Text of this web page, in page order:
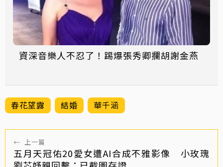
資深音樂人不忍了！踢爆張秀卿攔胡謝金燕
春花望露 結婚 華千涵
← 上一篇
五月天冠佑20愛女遭AI合成不雅影像 小玫瑰